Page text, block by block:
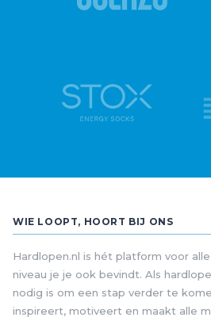
WIE LOOPT, HOORT BIJ ONS
Hardlopen.nl is hét platform voor
niveau je je ook bevindt. Als
nodig is om een stap verder te
inspireert, motiveert en maakt alle